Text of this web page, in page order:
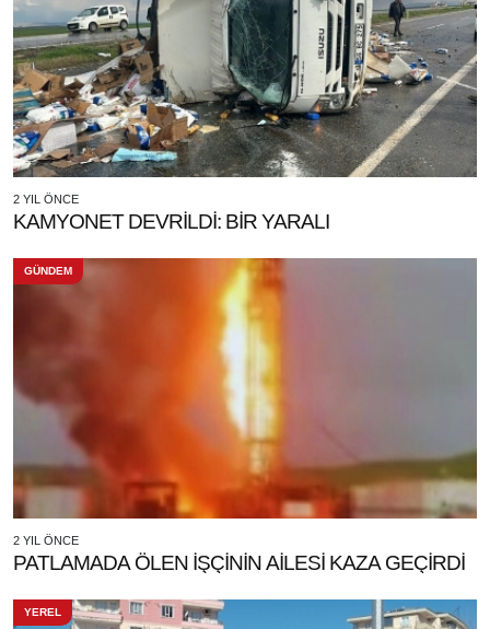
2 YIL ÖNCE
KAMYONET DEVRİLDİ: BİR YARALI
GÜNDEM
2 YIL ÖNCE
PATLAMADA ÖLEN İŞÇİNİN AİLESİ KAZA GEÇİRDİ
YEREL